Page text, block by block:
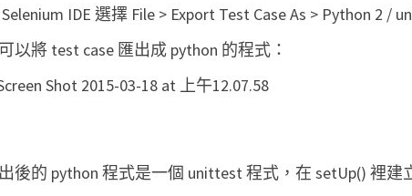
o
IDE 選擇 File > Export Test Case As > Python 2 /
以將 test case 匯出成 python 的程式：
後的 python 程式是一個 unittest 程式，在 setUp() 裡建